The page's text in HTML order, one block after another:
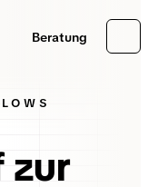
Beratung
zur